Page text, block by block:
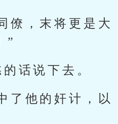
僚，末将更是大
”
话说下去。
了他的奸计，以